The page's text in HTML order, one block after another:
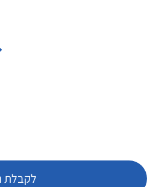
לקבלת